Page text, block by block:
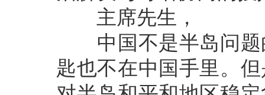
主席先生，
中国不是半岛问题
匙也不在中国手里。